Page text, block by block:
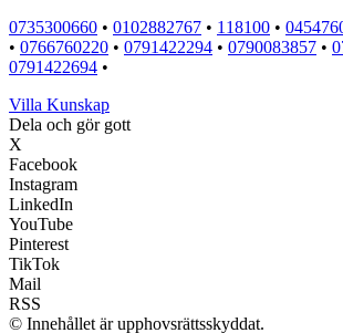
0735300660 • 0102882767 • 118100 •
• 0766760220 • 0791422294 • 0790083857 •
0791422694 •
Villa Kunskap
Dela och gör gott
X
Facebook
Instagram
LinkedIn
YouTube
Pinterest
TikTok
Mail
RSS
© Innehållet är upphovsrättsskyddat.